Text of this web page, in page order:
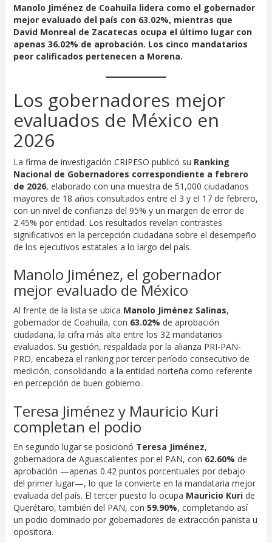
Manolo Jiménez de Coahuila lidera como el gobernador
mejor evaluado del país con 63.02%, mientras que
David Monreal de Zacatecas ocupa el último lugar con
apenas 36.02% de aprobación. Los cinco mandatarios
peor calificados pertenecen a Morena.
Los gobernadores mejor
evaluados de México en
2026
La firma de investigación CRIPESO publicó su Ranking
Nacional de Gobernadores correspondiente a febrero
de 2026, elaborado con una muestra de 51,000 ciudadanos
mayores de 18 años consultados entre el 3 y el 17 de febrero,
con un nivel de confianza del 95% y un margen de error de
2.45% por entidad. Los resultados revelan contrastes
significativos en la percepción ciudadana sobre el desempeño
de los ejecutivos estatales a lo largo del país.
Manolo Jiménez, el gobernador
mejor evaluado de México
Al frente de la lista se ubica Manolo Jiménez Salinas,
gobernador de Coahuila, con 63.02% de aprobación
ciudadana, la cifra más alta entre los 32 mandatarios
evaluados. Su gestión, respaldada por la alianza PRI-PAN-
PRD, encabeza el ranking por tercer período consecutivo de
medición, consolidando a la entidad norteña como referente
en percepción de buen gobierno.
Teresa Jiménez y Mauricio Kuri
completan el podio
En segundo lugar se posicionó Teresa Jiménez,
gobernadora de Aguascalientes por el PAN, con 62.60% de
aprobación —apenas 0.42 puntos porcentuales por debajo
del primer lugar—, lo que la convierte en la mandataria mejor
evaluada del país. El tercer puesto lo ocupa Mauricio Kuride
Querétaro, también del PAN, con 59.90%, completando así
un podio dominado por gobernadores de extracción panista u
opositora.